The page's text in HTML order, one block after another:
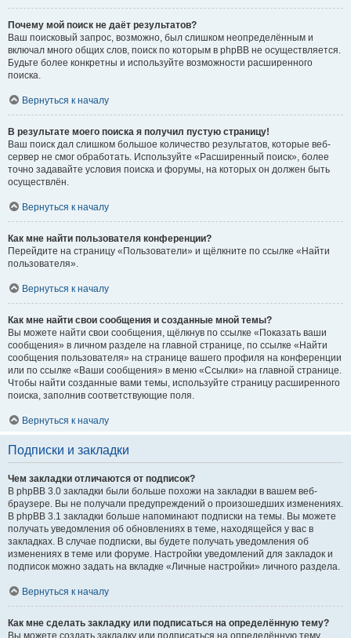
Почему мой поиск не даёт результатов?
Ваш поисковый запрос, возможно, был слишком неопределённым и
включал много общих слов, поиск по которым в phpBB не осуществляется.
Будьте более конкретны и используйте возможности расширенного
поиска.
Вернуться к началу
В результате моего поиска я получил пустую страницу!
Ваш поиск дал слишком большое количество результатов, которые веб-
сервер не смог обработать. Используйте «Расширенный поиск», более
точно задавайте условия поиска и форумы, на которых он должен быть
осуществлён.
Вернуться к началу
Как мне найти пользователя конференции?
Перейдите на страницу «Пользователи» и щёлкните по ссылке «Найти
пользователя».
Вернуться к началу
Как мне найти свои сообщения и созданные мной темы?
Вы можете найти свои сообщения, щёлкнув по ссылке «Показать ваши
сообщения» в личном разделе на главной странице, по ссылке «Найти
сообщения пользователя» на странице вашего профиля на конференции
или по ссылке «Ваши сообщения» в меню «Ссылки» на главной странице.
Чтобы найти созданные вами темы, используйте страницу расширенного
поиска, заполнив соответствующие поля.
Вернуться к началу
Подписки и закладки
Чем закладки отличаются от подписок?
В phpBB 3.0 закладки были больше похожи на закладки в вашем веб-
браузере. Вы не получали предупреждений о произошедших изменениях.
В phpBB 3.1 закладки больше напоминают подписки на темы. Вы можете
получать уведомления об обновлениях в теме, находящейся у вас в
закладках. В случае подписки, вы будете получать уведомления об
изменениях в теме или форуме. Настройки уведомлений для закладок и
подписок можно задать на вкладке «Личные настройки» личного раздела.
Вернуться к началу
Как мне сделать закладку или подписаться на определённую тему?
Вы можете создать закладку или подписаться на определённую тему,